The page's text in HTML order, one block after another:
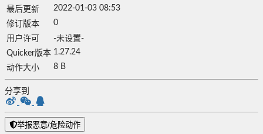
最后更新
2022-01-03 08:53
修订版本
0
用户许可
-未设置-
Quicker版本 1.27.24
动作大小
8 B
分享到
举报恶意/危险动作